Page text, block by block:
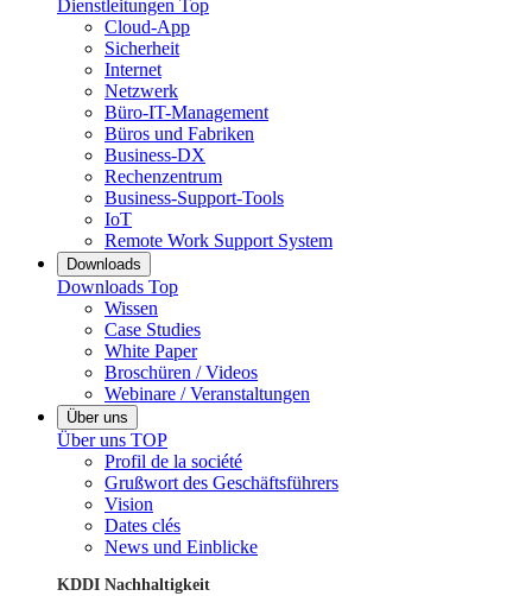
Dienstleitungen Top
Cloud-App
Sicherheit
Internet
Netzwerk
Büro-IT-Management
Büros und Fabriken
Business-DX
Rechenzentrum
Business-Support-Tools
IoT
Remote Work Support System
Downloads
Downloads Top
Wissen
Case Studies
White Paper
Broschüren / Videos
Webinare / Veranstaltungen
Über uns
Über uns TOP
Profil de la société
Grußwort des Geschäftsführers
Vision
Dates clés
News und Einblicke
KDDI Nachhaltigkeit